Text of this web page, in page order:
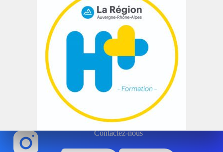
Contactez-nous